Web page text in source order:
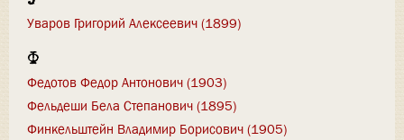
Уваров Григорий Алексеевич (1899)
Ф
Федотов Федор Антонович (1903)
Фельдеши Бела Степанович (1895)
Финкельштейн Владимир Борисович (1905)